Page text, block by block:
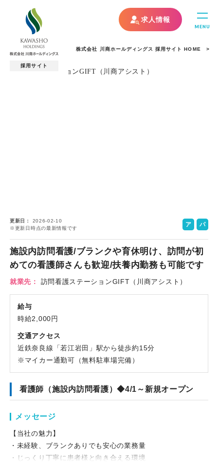
採用サイト
求人情報
MENU
株式会社 川商ホールディングス 採用サイト HOME
更新日
2026-02-10
※更新日時点の最新情報です
ア
バ
ト
パ
ト
施設内訪問看護/ブランクや育休明け、訪問が初
めての看護師さんも歓迎/扶養内勤務も可能です
就業先 訪問看護ステーションGIFT（川商アシスト）
給与
時給2,000円
交通アクセス
近鉄奈良線「若江岩田」駅から徒歩約15分
※マイカー通勤可（無料駐車場完備）
看護師（施設内訪問看護）◆4/1～新規オープン
メッセージ
【当社の魅力】
・未経験、ブランクありでも安心の業務量
・じっくり丁寧に患者様と向き合える環境